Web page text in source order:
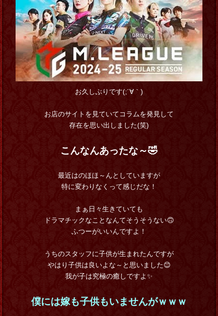
お久しぶりです(;´∀｀)
お店のサイトを見ていてコラムを発見して
存在を思い出しました(笑)
こんなんあったな～🤣
最近はのほほ～んとしていますが
特に変わりなくって感じだな！
まぁ日々生きていても
ドラマチックなことなんてそうそうない🙃
ふつーがいいんですよ！
うちのスタッフに子供が生まれたんですが
やはり子供は良いよな～と思いました😊
我が子は究極の癒しですよ✨
僕には嫁も子供もいませんがｗｗｗ